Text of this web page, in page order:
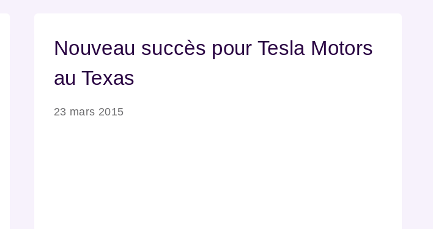
Nouveau succès pour Tesla Motors
au Texas
23 mars 2015